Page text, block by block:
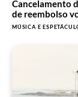
Cancelamento
de reembolso
MÚSICA E